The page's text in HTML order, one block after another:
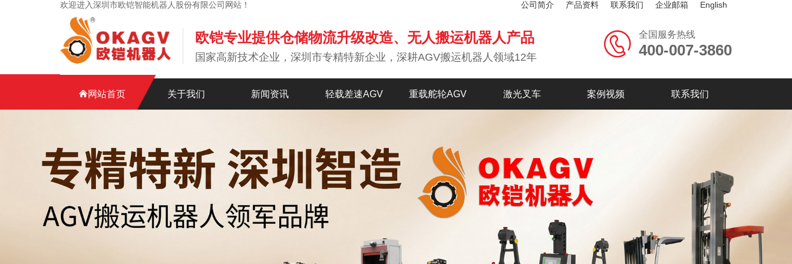
欢迎进入深圳市欧铠智能机器人股份有限公司网站！ 公司简介 产品资料 联系我们 企业邮箱 English
欧铠专业提供仓储物流升级改造、无人搬运机器人产品
国家高新技术企业，深圳市专精特新企业，深耕AGV搬运机器人领域12年
全国服务热线
400-007-3860
网站首页 关于我们 新闻资讯 轻载差速AGV 重载舵轮AGV 激光叉车 案例视频 联系我们